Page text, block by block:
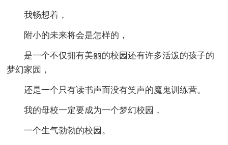
我畅想着，
附小的未来将会是怎样的，
是一个不仅拥有美丽的校园还有许多活泼的孩子的
梦幻家园，
还是一个只有读书声而没有笑声的魔鬼训练营。
我的母校一定要成为一个梦幻校园，
一个生气勃勃的校园。